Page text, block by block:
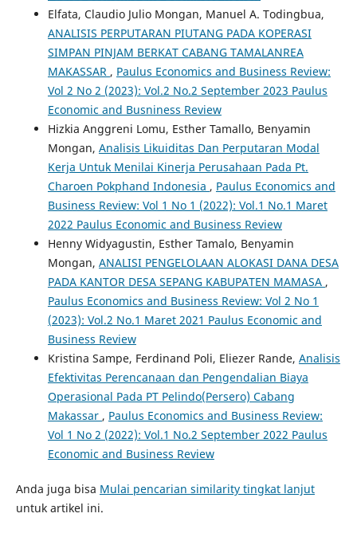
Elfata, Claudio Julio Mongan, Manuel A. Todingbua,
ANALISIS PERPUTARAN PIUTANG PADA KOPERASI
SIMPAN PINJAM BERKAT CABANG TAMALANREA
MAKASSAR , Paulus Economics and Business Review:
Vol 2 No 2 (2023): Vol.2 No.2 September 2023 Paulus
Economic and Busniness Review
Hizkia Anggreni Lomu, Esther Tamallo, Benyamin
Mongan, Analisis Likuiditas Dan Perputaran Modal
Kerja Untuk Menilai Kinerja Perusahaan Pada Pt.
Charoen Pokphand Indonesia , Paulus Economics and
Business Review: Vol 1 No 1 (2022): Vol.1 No.1 Maret
2022 Paulus Economic and Business Review
Henny Widyagustin, Esther Tamalo, Benyamin
Mongan, ANALISI PENGELOLAAN ALOKASI DANA DESA
PADA KANTOR DESA SEPANG KABUPATEN MAMASA ,
Paulus Economics and Business Review: Vol 2 No 1
(2023): Vol.2 No.1 Maret 2021 Paulus Economic and
Business Review
Kristina Sampe, Ferdinand Poli, Eliezer Rande, Analisis
Efektivitas Perencanaan dan Pengendalian Biaya
Operasional Pada PT Pelindo(Persero) Cabang
Makassar , Paulus Economics and Business Review:
Vol 1 No 2 (2022): Vol.1 No.2 September 2022 Paulus
Economic and Business Review
Anda juga bisa Mulai pencarian similarity tingkat lanjut
untuk artikel ini.